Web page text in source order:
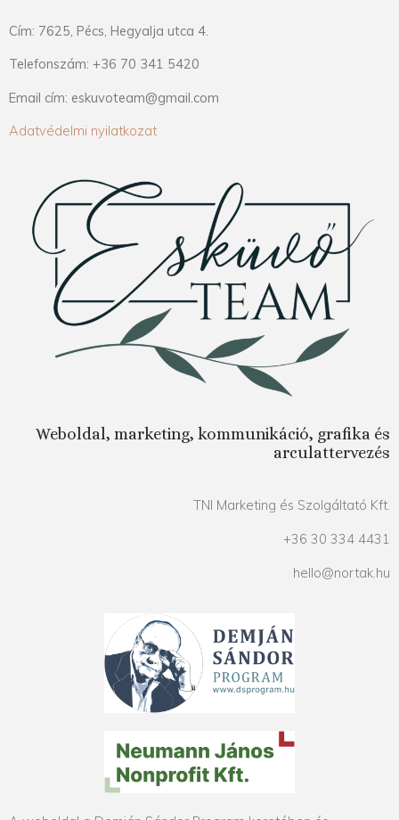
Cím: 7625, Pécs, Hegyalja utca 4.
Telefonszám: +36 70 341 5420
Email cím: eskuvoteam@gmail.com
Adatvédelmi nyilatkozat
Weboldal, marketing, kommunikáció, grafika és
arculattervezés
TNI Marketing és Szolgáltató Kft.
+36 30 334 4431
hello@nortak.hu